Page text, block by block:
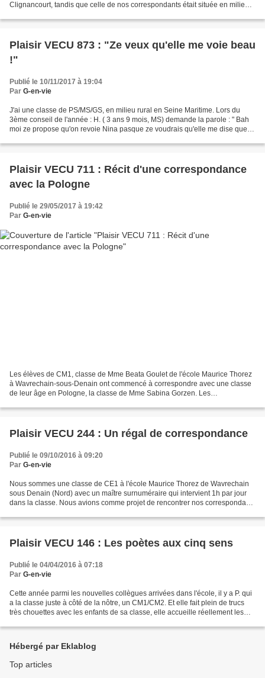
Clignancourt, tandis que celle de nos correspondants était située en milieu
Plaisir VECU 873 : "Ze veux qu'elle me voie beau
!"
Publié le 10/11/2017 à 19:04
Par G-en-vie
J'ai une classe de PS/MS/GS, en milieu rural en Seine Maritime. Lors du
3ème conseil de l'année : H. ( 3 ans 9 mois, MS) demande la parole : " Bah
moi ze propose qu'on revoie Nina pasque ze voudrais qu'elle me dise que
Plaisir VECU 711 : Récit d'une correspondance
avec la Pologne
Publié le 29/05/2017 à 19:42
Par G-en-vie
Les élèves de CM1, classe de Mme Beata Goulet de l'école Maurice Thorez
à Wavrechain-sous-Denain ont commencé à correspondre avec une classe
de leur âge en Pologne, la classe de Mme Sabina Gorzen. Les
Plaisir VECU 244 : Un régal de correspondance
Publié le 09/10/2016 à 09:20
Par G-en-vie
Nous sommes une classe de CE1 à l'école Maurice Thorez de Wavrechain
sous Denain (Nord) avec un maître surnuméraire qui intervient 1h par jour
dans la classe. Nous avions comme projet de rencontrer nos correspondants
Plaisir VECU 146 : Les poètes aux cinq sens
Publié le 04/04/2016 à 07:18
Par G-en-vie
Cette année parmi les nouvelles collègues arrivées dans l'école, il y a P. qui
a la classe juste à côté de la nôtre, un CM1/CM2. Et elle fait plein de trucs
très chouettes avec les enfants de sa classe, elle accueille réellement les
Hébergé par Eklablog
Top articles